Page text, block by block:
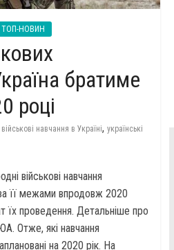
ТОП-НОВИН
братиме
році
військові навчання в Україні, українські
військові навчання
за її межами впродовж 2020
їх проведення. Детальніше про
Отже, які навчання
на 2020 рік. На